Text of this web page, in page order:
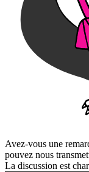
Avez-vous une
pouvez nous
La discussion est